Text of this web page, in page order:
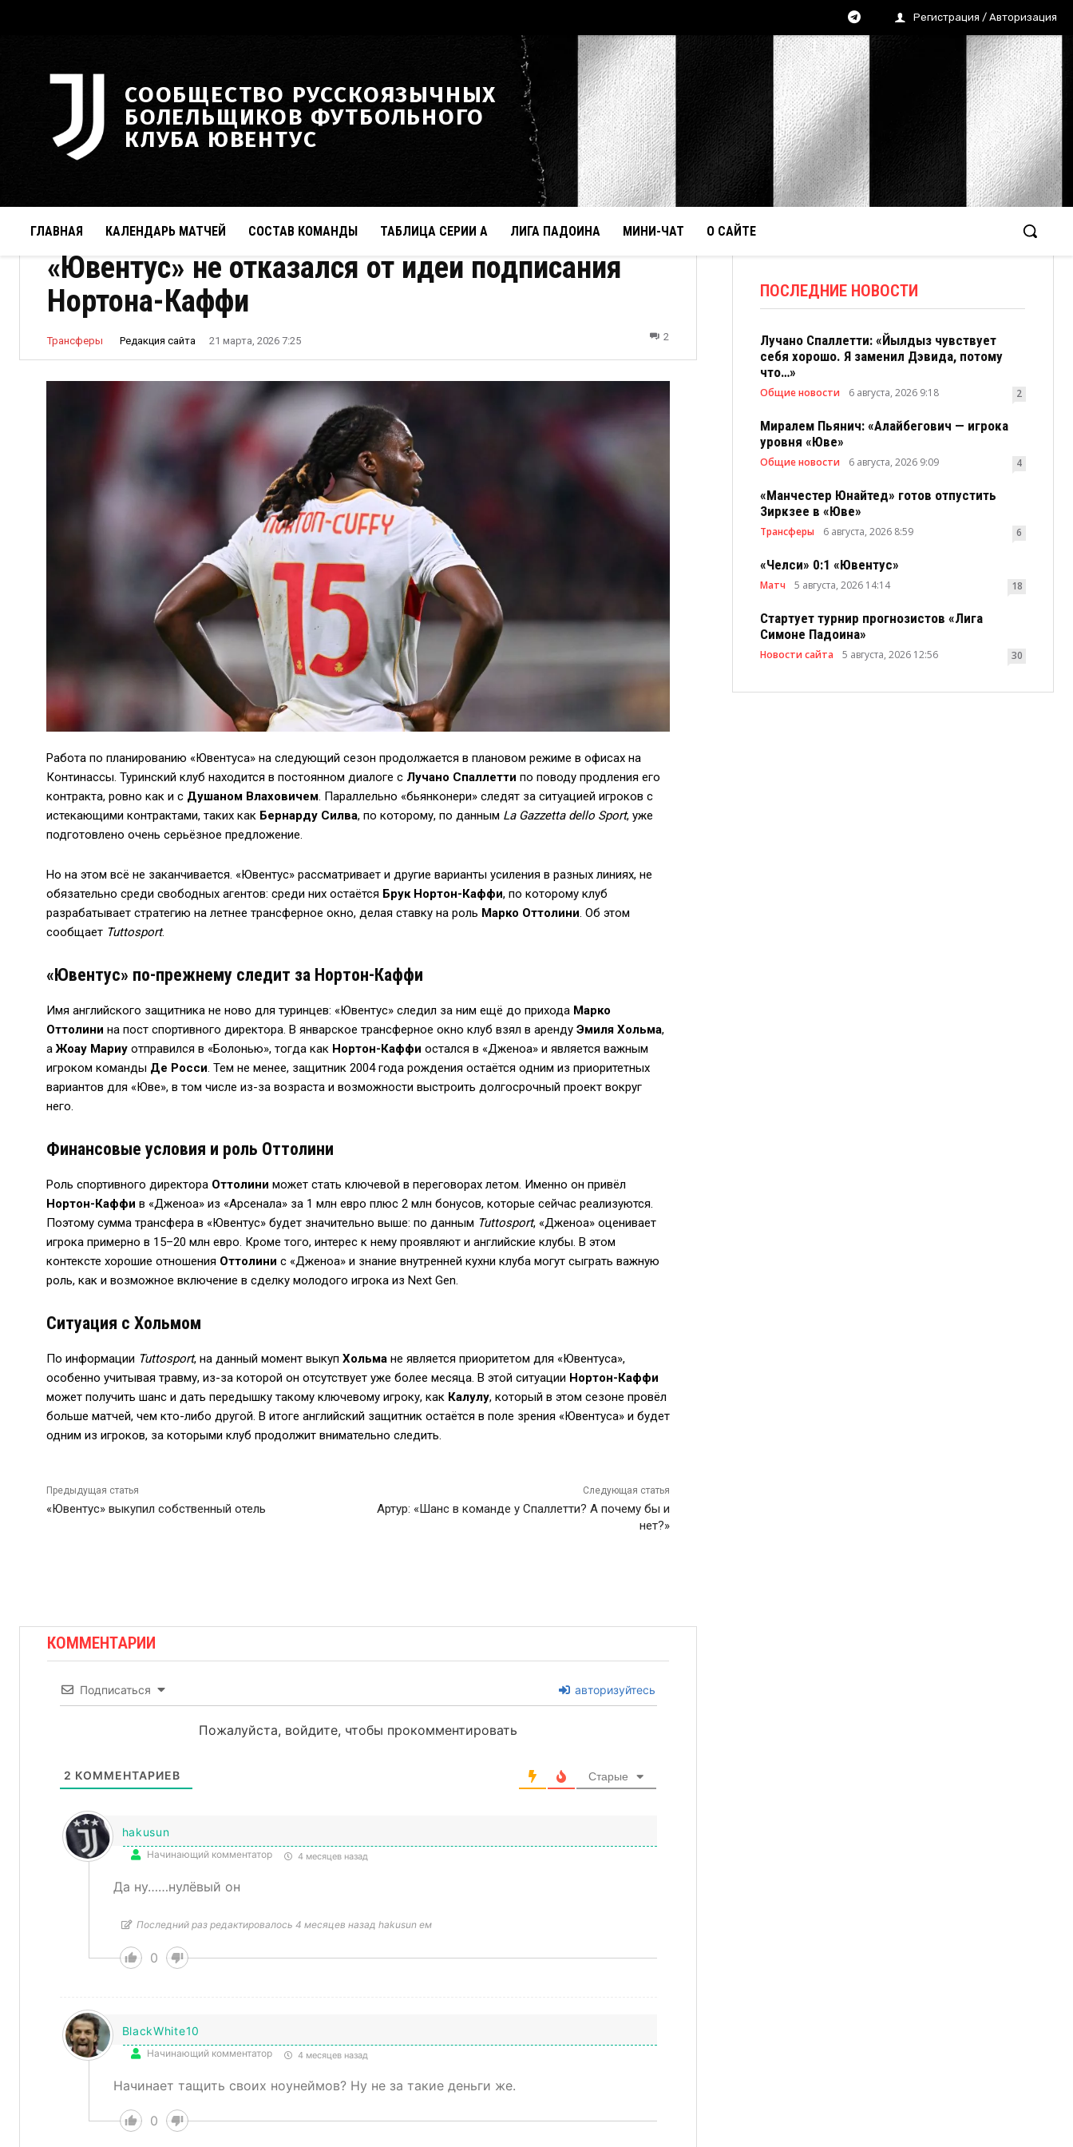
Регистрация / Авторизация
СООБЩЕСТВО РУССКОЯЗЫЧНЫХ
БОЛЕЛЬЩИКОВ ФУТБОЛЬНОГО
КЛУБА ЮВЕНТУС
ГЛАВНАЯ КАЛЕНДАРЬ МАТЧЕЙ СОСТАВ КОМАНДЫ ТАБЛИЦА СЕРИИ А ЛИГА ПАДОИНА МИНИ-ЧАТ О САЙТЕ
«Ювентус» не отказался от идеи подписания
Нортона-Каффи
Трансферы Редакция сайта 21 марта, 2026 7:25 2
Работа по планированию «Ювентуса» на следующий сезон продолжается в плановом режиме в офисах на
Континассы. Туринский клуб находится в постоянном диалоге с Лучано Спаллетти по поводу продления его
контракта, ровно как и с Душаном Влаховичем. Параллельно «бьянконери» следят за ситуацией игроков с
истекающими контрактами, таких как Бернарду Силва, по которому, по данным La Gazzetta dello Sport, уже
подготовлено очень серьёзное предложение.
Но на этом всё не заканчивается. «Ювентус» рассматривает и другие варианты усиления в разных линиях, не
обязательно среди свободных агентов: среди них остаётся Брук Нортон-Каффи, по которому клуб
разрабатывает стратегию на летнее трансферное окно, делая ставку на роль Марко Оттолини. Об этом
сообщает Tuttosport.
«Ювентус» по-прежнему следит за Нортон-Каффи
Имя английского защитника не ново для туринцев: «Ювентус» следил за ним ещё до прихода Марко
Оттолини на пост спортивного директора. В январское трансферное окно клуб взял в аренду Эмиля Хольма,
аЖоау Мариу отправился в «Болонью», тогда как Нортон-Каффи остался в «Дженоа» и является важным
игроком команды Де Росси. Тем не менее, защитник 2004 года рождения остаётся одним из приоритетных
вариантов для «Юве», в том числе из-за возраста и возможности выстроить долгосрочный проект вокруг
него.
Финансовые условия и роль Оттолини
Роль спортивного директора Оттолини может стать ключевой в переговорах летом. Именно он привёл
Нортон-Каффи в «Дженоа» из «Арсенала» за 1 млн евро плюс 2 млн бонусов, которые сейчас реализуются.
Поэтому сумма трансфера в «Ювентус» будет значительно выше: по данным Tuttosport, «Дженоа» оценивает
игрока примерно в 15–20 млн евро. Кроме того, интерес к нему проявляют и английские клубы. В этом
контексте хорошие отношения Оттолини с «Дженоа» и знание внутренней кухни клуба могут сыграть важную
роль, как и возможное включение в сделку молодого игрока из Next Gen.
Ситуация с Хольмом
По информации Tuttosport, на данный момент выкуп Хольма не является приоритетом для «Ювентуса»,
особенно учитывая травму, из-за которой он отсутствует уже более месяца. В этой ситуации Нортон-Каффи
может получить шанс и дать передышку такому ключевому игроку, как Калулу, который в этом сезоне провёл
больше матчей, чем кто-либо другой. В итоге английский защитник остаётся в поле зрения «Ювентуса» и будет
одним из игроков, за которыми клуб продолжит внимательно следить.
Предыдущая статья
«Ювентус» выкупил собственный отель
Следующая статья
Артур: «Шанс в команде у Спаллетти? А почему бы и
нет?»
КОММЕНТАРИИ
Подписаться авторизуйтесь
Пожалуйста, войдите, чтобы прокомментировать
2 КОММЕНТАРИЕВ Старые
hakusun
Начинающий комментатор 4 месяцев назад
Да ну……нулёвый он
Последний раз редактировалось 4 месяцев назад hakusun ем
0
BlackWhite10
Начинающий комментатор 4 месяцев назад
Начинает тащить своих ноунеймов? Ну не за такие деньги же.
0
ПОСЛЕДНИЕ НОВОСТИ
Лучано Спаллетти: «Йылдыз чувствует
себя хорошо. Я заменил Дэвида, потому
что…»
Общие новости 6 августа, 2026 9:18 2
Миралем Пьянич: «Алайбегович — игрока
уровня «Юве»
Общие новости 6 августа, 2026 9:09 4
«Манчестер Юнайтед» готов отпустить
Зиркзее в «Юве»
Трансферы 6 августа, 2026 8:59 6
«Челси» 0:1 «Ювентус»
Матч 5 августа, 2026 14:14 18
Стартует турнир прогнозистов «Лига
Симоне Падоина»
Новости сайта 5 августа, 2026 12:56 30